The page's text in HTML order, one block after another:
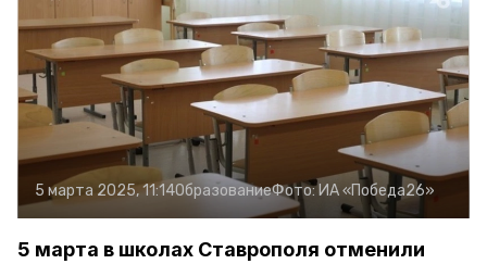
5 марта 2025, 11:14ОбразованиеФото:ИА «Победа26»
5 марта в школах Ставрополя отменили